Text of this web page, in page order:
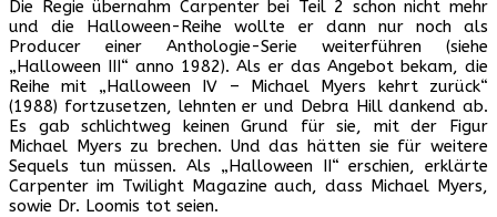
Die Regie übernahm Carpenter bei Teil 2 schon nicht mehr
und die Halloween-Reihe wollte er dann nur noch als
Producer einer Anthologie-Serie weiterführen (siehe
„Halloween III“ anno 1982). Als er das Angebot bekam, die
Reihe mit „Halloween IV – Michael Myers kehrt zurück“
(1988) fortzusetzen, lehnten er und Debra Hill dankend ab.
Es gab schlichtweg keinen Grund für sie, mit der Figur
Michael Myers zu brechen. Und das hätten sie für weitere
Sequels tun müssen. Als „Halloween II“ erschien, erklärte
Carpenter im Twilight Magazine auch, dass Michael Myers,
sowie Dr. Loomis tot seien.